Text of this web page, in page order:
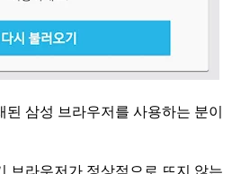
된 삼성 브라우저를 사용하는 분이